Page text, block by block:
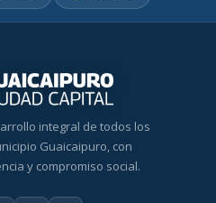
integral de todos los
Guaicaipuro, con
y compromiso social.